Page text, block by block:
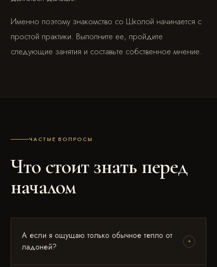
Именно поэтому знакомство со Школой начинается с
простой практики. Выполните ее, пройдите
следующие занятия и составьте собственное мнение.
ЧАСТЫЕ ВОПРОСЫ
Что стоит знать перед
началом
А если я ощущаю только обычное тепло от
ладоней?